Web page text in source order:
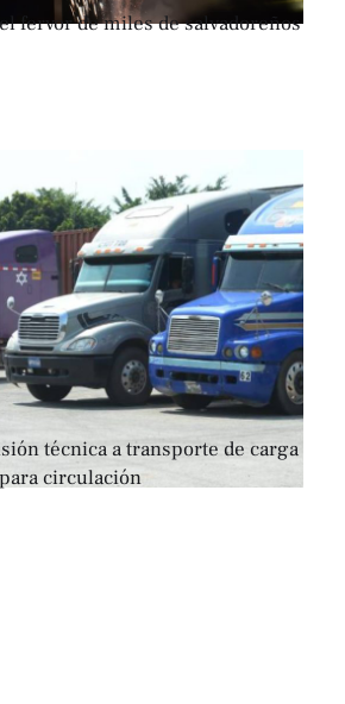
fervor de miles de salvadoreños
técnica a transporte de carga
circulación